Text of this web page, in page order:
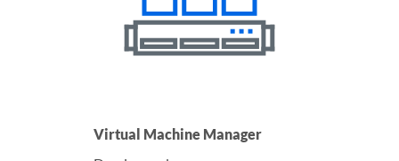
Virtual Machine Manager